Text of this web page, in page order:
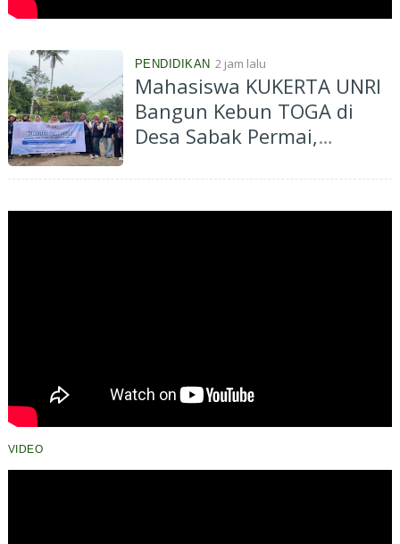
PENDIDIKAN 2 jam lalu
Mahasiswa KUKERTA UNRI
Bangun Kebun TOGA di
Desa Sabak Permai,
Manfaatkan Pekarangan
untuk Kesehatan
VIDEO